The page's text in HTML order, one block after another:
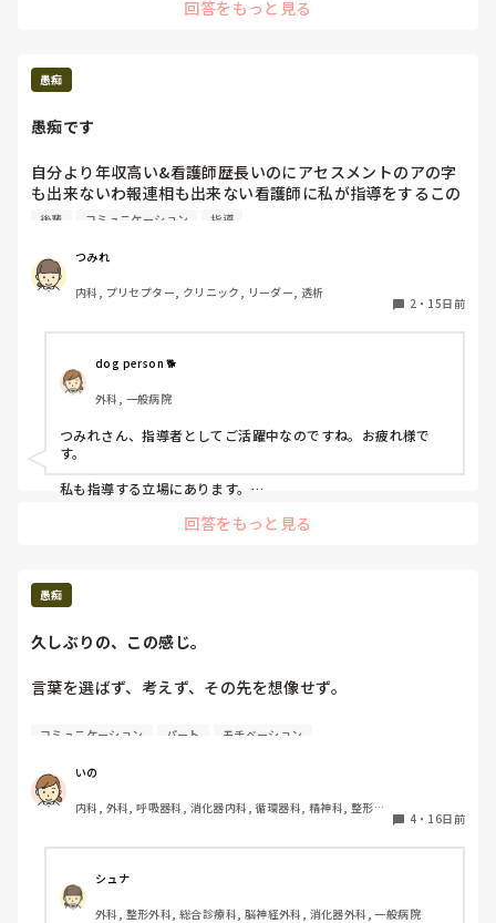
に、こちらは先回りしてできる人に成長しちゃいましょ😉
回答をもっと見る
愚痴
愚痴です
自分より年収高い&看護師歴長いのにアセスメントのアの字
も出来ないわ報連相も出来ない看護師に私が指導をするこの
時間とお金の無駄は何なんでしょうか？高い給料で雇用され
教える気も失せます…。
最近の怒ってはいけないという文化のせいで後輩にもナメら
れてますし…。
愚痴ばかりですみません😔
後輩 コミュニケーション 指導
つみれ
内科, プリセプター, クリニック, リーダー, 透析
2 ・ 15日前
dog person 🐕
外科, 一般病院
つみれさん、指導者としてご活躍中なのですね。お疲れ様で
す。
私も指導する立場にあります。
色んな対象者がいますから。
例えば、できないことを一切指摘せず、上手くできたことをひ
たすら承認する。今のところ、この方法はgoodです。本人の
ました（笑笑）。
こんな感じで、ご自分の指導力アップの機会にしてみるのも手
だと思います。
回答をもっと見る
愚痴
久しぶりの、この感じ。
言葉を選ばず、考えず、その先を想像せず。
なんで強い口調で
疲れる。
ストレス溜まる。
自分が悪くて注意された事は
きちんと受け止めてはいるけど、
言い方が気になってずっとモヤモヤ。
コミュニケーション パート モチベーション
いの
内科, 外科, 呼吸器科, 消化器内科, 循環器科, 精神科, 整形外
4・ 16日前
シュナ
外科, 整形外科, 総合診療科, 脳神経外科, 消化器外科, 一般病院